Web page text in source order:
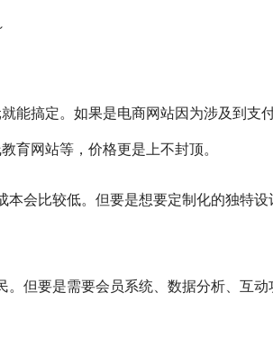
能搞定。如果是电商网站因为涉及到支
育网站等，价格更是上不封顶。
本会比较低。但要是想要定制化的独特
。但要是需要会员系统、数据分析、互